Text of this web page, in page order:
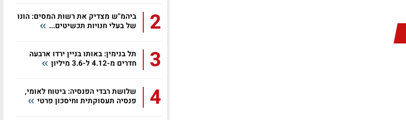
2
ביהמ"ש מצדיק את רשות המסים: הונו
של בעלי חנויות תכשיטים...
3
תל בנימין: באותו בניין ירדו ארבעה
חדרים מ-4.12 ל-3.6 מיליון
4
שלושת רבדי הפנסיה: ביטוח לאומי,
פנסיה תעסוקתית וחיסכון פרטי